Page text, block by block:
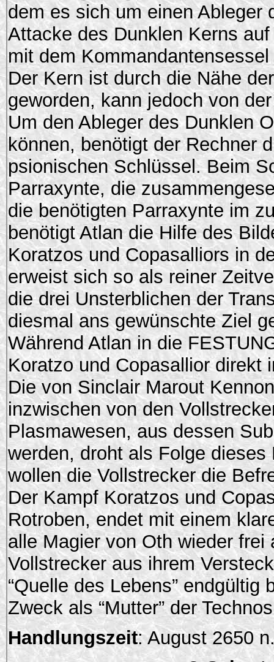
dem es sich um einen Ableger
Attacke des Dunklen Kerns
mit dem
Der Kern ist durch die Nähe
geworden, kann jedoch von
Um den Ableger des Dunklen
können, benötigt der Rechner
psionischen Schlüssel. Beim
Parraxynte, die
die benötigten Parraxynte im
benötigt Atlan die Hilfe des
Koratzos und Copasalliors in
erweist sich so als reiner
die drei Unsterblichen der
diesmal ans gewünschte Ziel
Während Atlan in die
Koratzo und Copasallior direkt
Die von Sinclair Marout
inzwischen von den
Plasmawesen, aus dessen
werden, droht als Folge
wollen die Vollstrecker die
Der Kampf Koratzos und
Rotroben, endet mit einem
alle Magier von Oth wieder
Vollstrecker aus ihrem
“Quelle des Lebens”
Zweck als “Mutter” der
Handlungszeit: August 2650